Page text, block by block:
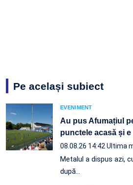
Pe același subiect
EVENIMENT
Au pus Afumațiul
punctele acasă și e
08.08.26 14:42Ultima
Metalul a dispus azi,
după…